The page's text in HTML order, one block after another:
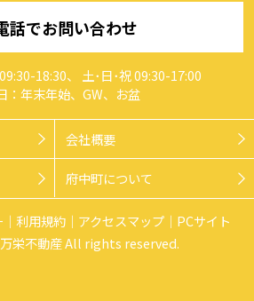
話でお問い合わせ
18:30、 土･日･祝 09:30-17:00
：年末年始、GW、お盆
会社概要
府中町について
利用規約 アクセスマップ
PCサイト
栄不動産 All rights reserved.